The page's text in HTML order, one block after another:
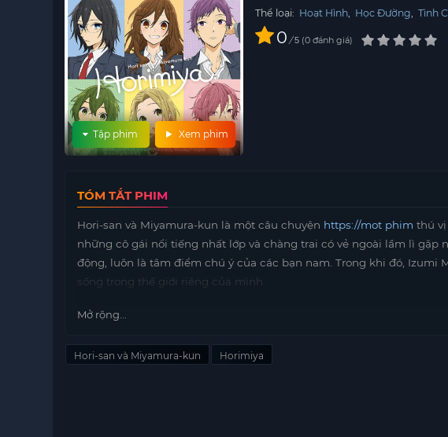
Xem phim
Tập phim
Thể loại: Hoạt Hình, Học Đường, Tình
0 / 5 0 đánh giá
TÓM TẮT PHIM
Hori-san và Miyamura-kun là một câu chuyện https://mot phim thú vị
những cô gái nổi tiếng nhất lớp và chàng trai có vẻ ngoài lầm lì gặp
động, luôn là tâm điểm chú ý của các bạn nam. Trong khi đó, Izumi
sống trong thế giới riêng của mình.
Cuộc sống của họ bắt đầu thay đổi khi họ phát hiện ra những khía
tiếp và thể hiện bản thân. Ngược lại, Miyamura cũng giúp Hori thấy
đưa cô ra khỏi vùng an toàn của mình.
Mở rộng...
Hori-san và Miyamura-kun Horimiya